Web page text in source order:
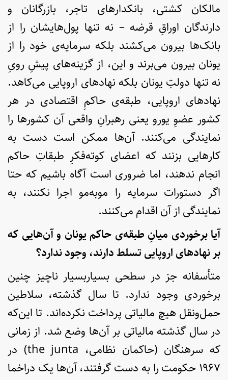
مالکان کشتی، بانکدارهای تاجر، بازرگانان و
دارندگان اوراقِ قرضه – نه تنها پول‌هایشان را از
بانک‌ها بیرون می‌کشند بلکه سرمایه‌ی خود را از
یونان بیرون می‌برند و این، از گزینه‌های پیشِ رویِ
نه تنها دولتِ یونان بلکه نهادهای اروپایی می‌کاهد.
نهادهای اروپایی، طبقه‌ی حاکمِ اقتصادی در هر
کشور عضوِ یورو یعنی رهبرانِ واقعی آن کشورها را
نمایندگی می‌کنند‌. آن‌ها ممکن است دست به
کارهایی بزنند که اعضای کوته‌فکرِ طبقاتِ حاکم
انجام ندهند، اما ضروری است آگاه باشیم که حتا
اگر دستورات سرمایه را موبه‌مو اجرا نکنند، به
نمایندگی از آن اقدام می‌کنند.
آیا برخوردی میانِ طبقه‌ی حاکم یونان و آن‌هایی که
بر نهادهای اروپایی تسلط دارند، وجود ندارد؟
متأسفانه جز در سطحی بسیاربسیار ناچیز چنین
برخوردی وجود ندارد. تا سال گذشته، سلاطین
حمل‌ونقل هیچ مالیاتی پرداخت نکرده‌اند. تا این‌که
در سال گذشته مالیاتی بر آن‌ها وضع شد. از زمانی
که سرهنگان (حاکمان نظامی، the junta) در
۱۹۶۷ حکومت را به دست گرفتند، آن‌ها یک دراخما